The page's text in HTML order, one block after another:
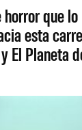
que
esta
El Planeta